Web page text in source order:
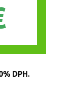
DPH.